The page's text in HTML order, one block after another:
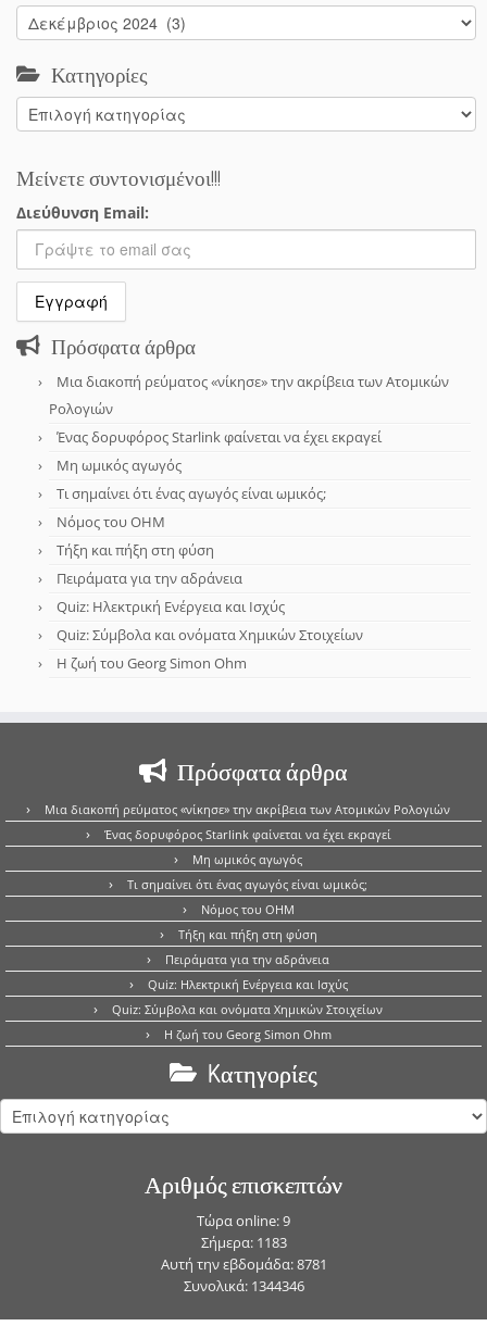
Αρχείο
Κατηγορίες
Κατηγορίες
Μείνετε συντονισμένοι!!!
Διεύθυνση Email:
Πρόσφατα άρθρα
Μια διακοπή ρεύματος «νίκησε» την ακρίβεια των Ατομικών
Ρολογιών
Ένας δορυφόρος Starlink φαίνεται να έχει εκραγεί
Μη ωμικός αγωγός
Τι σημαίνει ότι ένας αγωγός είναι ωμικός;
Νόμος του OHM
Τήξη και πήξη στη φύση
Πειράματα για την αδράνεια
Quiz: Ηλεκτρική Ενέργεια και Ισχύς
Quiz: Σύμβολα και ονόματα Χημικών Στοιχείων
Η ζωή του Georg Simon Ohm
Πρόσφατα άρθρα
Μια διακοπή ρεύματος «νίκησε» την ακρίβεια των Ατομικών Ρολογιών
Ένας δορυφόρος Starlink φαίνεται να έχει εκραγεί
Μη ωμικός αγωγός
Τι σημαίνει ότι ένας αγωγός είναι ωμικός;
Νόμος του OHM
Τήξη και πήξη στη φύση
Πειράματα για την αδράνεια
Quiz: Ηλεκτρική Ενέργεια και Ισχύς
Quiz: Σύμβολα και ονόματα Χημικών Στοιχείων
Η ζωή του Georg Simon Ohm
Kατηγορίες
Kατηγορίες
Αριθμός επισκεπτών
Τώρα online: 9
Σήμερα: 1183
Αυτή την εβδομάδα: 8781
Συνολικά: 1344346